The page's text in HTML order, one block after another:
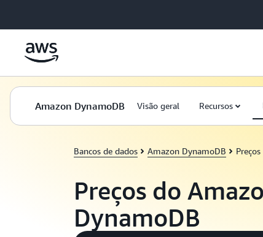
Bancos de dados Amazon DynamoDB Preços
Preços do
DynamoDB
Amazon DynamoDB Visão geral Recursos